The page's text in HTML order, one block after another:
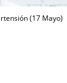
(17 Mayo)